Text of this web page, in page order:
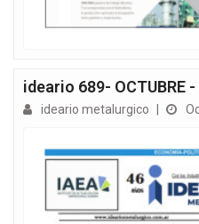
ideario 689- OCTUBRE
ideario metalurgico